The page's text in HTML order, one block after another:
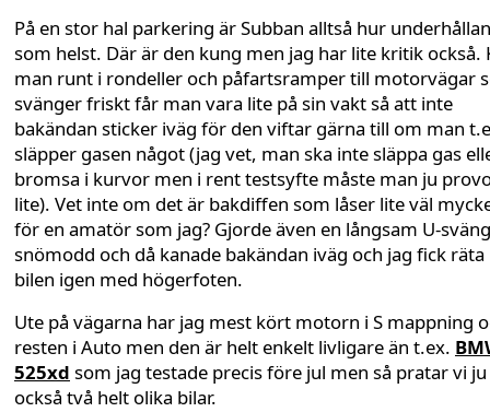
På en stor hal parkering är Subban alltså hur
som helst. Där är den kung men jag har lite kritik också.
man runt i rondeller och påfartsramper till motorvägar
svänger friskt får man vara lite på sin vakt så att inte
bakändan sticker iväg för den viftar gärna till om man
släpper gasen något (jag vet, man ska inte släppa gas
bromsa i kurvor men i rent testsyfte måste man ju
lite). Vet inte om det är bakdiffen som låser lite väl
för en amatör som jag? Gjorde även en långsam U-
snömodd och då kanade bakändan iväg och jag fick räta
bilen igen med högerfoten.
Ute på vägarna har jag mest kört motorn i S mappning
resten i Auto men den är helt enkelt livligare än t.ex.
525xd som jag testade precis före jul men så pratar vi ju
också två helt olika bilar.